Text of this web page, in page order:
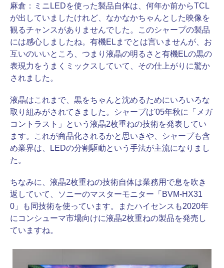
麻倉：
ミニLEDを使った製品自体は、何年か前からTCL
が出していましたけれど、なかなかちゃんとした映像を
観るチャンスがありませんでした。このシャープの製品
には感心しましたね。有機ELまでとは言いませんが、お
互いのいいところ、つまり液晶の明るさと有機ELの黒の
表現力をうまくミックスしていて、その仕上がりに驚か
されました。
液晶はこれまで、黒をちゃんと沈めるためにいろいろな
取り組みがされてきました。シャープは'05年秋に「メガ
コントラスト」という液晶2枚重ねの技術を発表してい
ます。これが商品化されるかと思いきや、シャープも含
め業界は、LEDの分割駆動という手法が主流になりまし
た。
ちなみに、液晶2枚重ねの技術自体は業務用で息を吹き
返していて、ソニーのマスターモニター「BVM-HX31
0」も同技術を使っています。またハイセンスも2020年
にコンシューマ市場向けに液晶2枚重ねの製品を発売し
ていますね。